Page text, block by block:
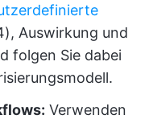
Auswirkung und
folgen Sie dabei
Verwenden